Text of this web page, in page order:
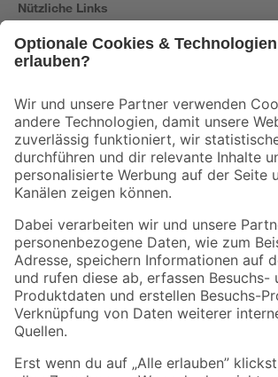
Nützliche Links
Der toom Newsletter: Keine Angebote und Aktionen
Zur Newsletter Anmeldung
Folge uns
Zahlungsarten Versandarten
Sicher einkaufen